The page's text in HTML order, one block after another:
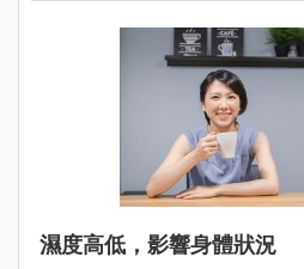
濕度高低，影響身體狀況